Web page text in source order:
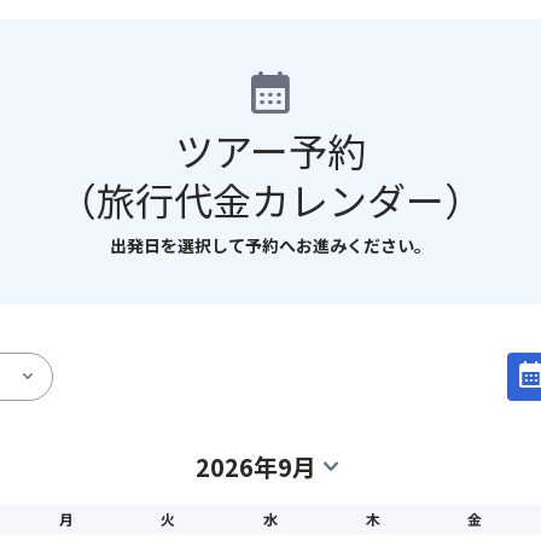
calendar_month
ツアー予約
（旅行代金カレンダー）
出発日を選択して予約へお進みください。
expand_more
2026年9月 expand_more
月 火 水 木 金